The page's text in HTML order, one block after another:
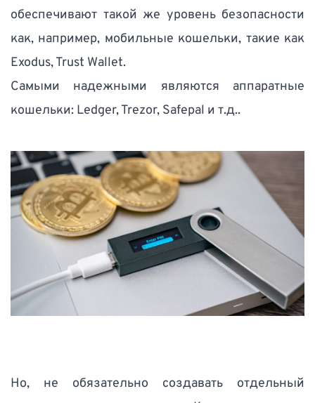
обеспечивают такой же уровень безопасности
как, например, мобильные кошельки, такие как
Exodus, Trust Wallet.
Самыми надежными являются аппаратные
кошельки: Ledger, Trezor, Safepal и т.д..
Но, не обязательно создавать отдельный